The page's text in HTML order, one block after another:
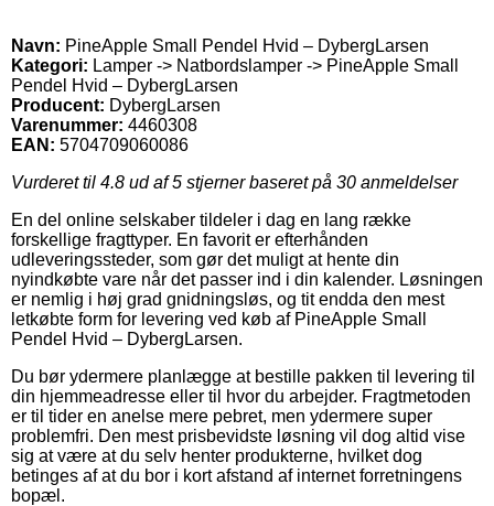
Navn: PineApple Small Pendel Hvid – DybergLarsen
Kategori: Lamper -> Natbordslamper -> PineApple Small
Pendel Hvid – DybergLarsen
Producent: DybergLarsen
Varenummer: 4460308
EAN: 5704709060086
Vurderet til 4.8 ud af 5 stjerner baseret på 30 anmeldelser
En del online selskaber tildeler i dag en lang række
forskellige fragttyper. En favorit er efterhånden
udleveringssteder, som gør det muligt at hente din
nyindkøbte vare når det passer ind i din kalender. Løsningen
er nemlig i høj grad gnidningsløs, og tit endda den mest
letkøbte form for levering ved køb af PineApple Small
Pendel Hvid – DybergLarsen.
Du bør ydermere planlægge at bestille pakken til levering til
din hjemmeadresse eller til hvor du arbejder. Fragtmetoden
er til tider en anelse mere pebret, men ydermere super
problemfri. Den mest prisbevidste løsning vil dog altid vise
sig at være at du selv henter produkterne, hvilket dog
betinges af at du bor i kort afstand af internet forretningens
bopæl.